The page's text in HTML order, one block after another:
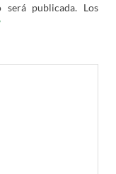
publicada. Los